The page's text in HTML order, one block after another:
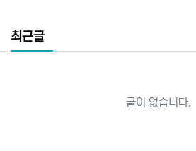
최근글
글이 없습니다.